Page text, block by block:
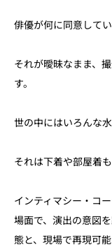
俳優が何に同意してい
それが曖昧なまま、
す。
世の中にはいろんな水
それは下着や部屋着も
インティマシー・コ
場面で、演出の意図
態と、現場で再現可